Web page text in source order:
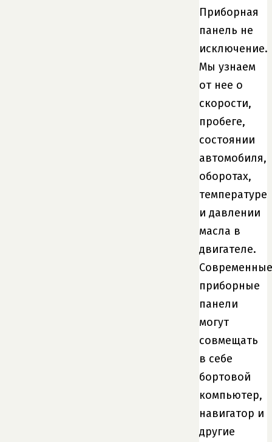
Приборная
панель не
исключение.
Мы узнаем
от нее о
скорости,
пробеге,
состоянии
автомобиля,
оборотах,
температуре
и давлении
масла в
двигателе.
Современные
приборные
панели
могут
совмещать
в себе
бортовой
компьютер,
навигатор и
другие